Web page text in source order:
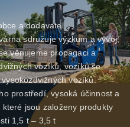
a dodavatel
sdružuje výzkum a vývoj,
věnujeme propagaci a
vozíků, vozíků se
vozíků.
prostředí, vysoká účinnost a
jsou založeny produkty
1,5 t – 3,5 t